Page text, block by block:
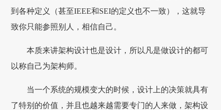
到各种定义（甚至IEEE和SEI的定义也不一致），这就导
致你只能参照别人，相信自己。
本质来讲架构设计也是设计，所以凡是做设计的都可
以称自己为架构师。
当一个系统的规模变大的时候，设计上的决策就具有
了特别的价值，并且也越来越需要专门的人来做，架构设